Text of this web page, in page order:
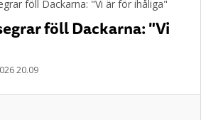
föll Dackarna: "Vi
20.09